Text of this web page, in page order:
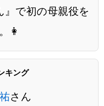
で初の母親役を
👩
キング
さん